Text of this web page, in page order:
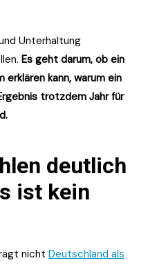
Unterhaltung
Es geht darum, ob ein
kann, warum ein
trotzdem Jahr für
deutlich
ist kein
nicht Deutschland als